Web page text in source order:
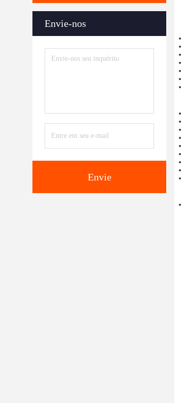
Envie-nos
Envie